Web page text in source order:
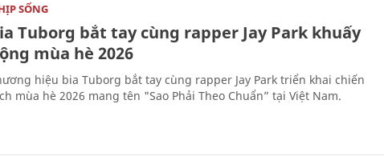
SỐNG
Tuborg bắt tay cùng rapper Jay Park khuấy
mùa hè 2026
hiệu bia Tuborg bắt tay cùng rapper Jay Park triển khai chiến
mùa hè 2026 mang tên "Sao Phải Theo Chuẩn” tại Việt Nam.